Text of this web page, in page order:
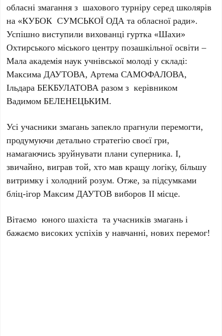
обласні змагання з шахового турніру серед школярів
на «КУБОК СУМСЬКОЇ ОДА та обласної ради».
Успішно виступили вихованці гуртка «Шахи»
Охтирського міського центру позашкільної освіти –
Мала академія наук учнівської молоді у складі:
Максима ДАУТОВА, Артема САМОФАЛОВА,
Ільдара БЕКБУЛАТОВА разом з керівником
Вадимом БЕЛЕНЕЦЬКИМ.
Усі учасники змагань запекло прагнули перемогти,
продумуючи детально стратегію своєї гри,
намагаючись зруйнувати плани суперника. І,
звичайно, виграв той, хто мав кращу логіку, більшу
витримку і холодний розум. Отже, за підсумками
бліц-ігор Максим ДАУТОВ виборов ІІ місце.
Вітаємо юного шахіста та учасників змагань і
бажаємо високих успіхів у навчанні, нових перемог!